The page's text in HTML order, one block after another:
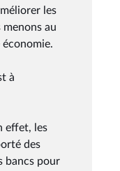
les
au
à
effet, les
des
bancs pour